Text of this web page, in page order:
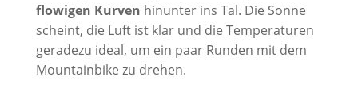
flowigen Kurven hinunter ins Tal. Die Sonne
scheint, die Luft ist klar und die Temperaturen
geradezu ideal, um ein paar Runden mit dem
Mountainbike zu drehen.